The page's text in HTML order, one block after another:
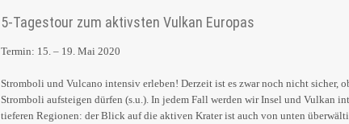
5-Tagestour zum aktivsten Vulkan Europas
Termin: 15. – 19. Mai 2020
Stromboli und Vulcano intensiv erleben! Derzeit ist es zwar noch nicht sicher,
Stromboli aufsteigen dürfen (s.u.). In jedem Fall werden wir Insel und Vulkan
tieferen Regionen: der Blick auf die aktiven Krater ist auch von unten